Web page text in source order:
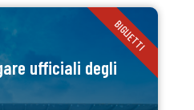
ufficiali degli
BIGLIETTI